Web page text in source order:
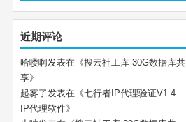
近期评论
哈喽啊发表在《搜云社工库 30G数据库共
享》
起雾了发表在《七行者IP代理验证V1.4
IP代理软件》